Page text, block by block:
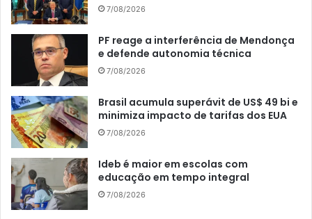
7/08/2026
PF reage a interferência de Mendonça
e defende autonomia técnica
7/08/2026
Brasil acumula superávit de US$ 49 bi e
minimiza impacto de tarifas dos EUA
7/08/2026
Ideb é maior em escolas com
educação em tempo integral
7/08/2026